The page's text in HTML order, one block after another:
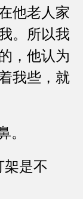
他老人家
。所以我
，他认为
我些，就
是不